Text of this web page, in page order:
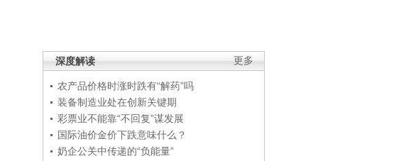
更多
深度解读
农产品价格时涨时跌有“解药”吗
装备制造业处在创新关键期
彩票业不能靠“不回复”谋发展
国际油价金价下跌意味什么？
奶企公关中传递的“负能量”